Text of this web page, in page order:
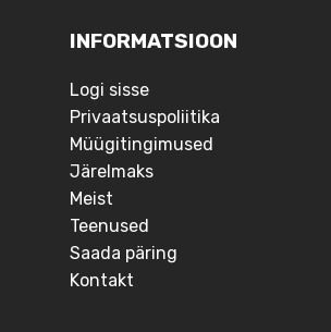
INFORMATSIOON
Logi sisse
Privaatsuspoliitika
Müügitingimused
Järelmaks
Meist
Teenused
Saada päring
Kontakt